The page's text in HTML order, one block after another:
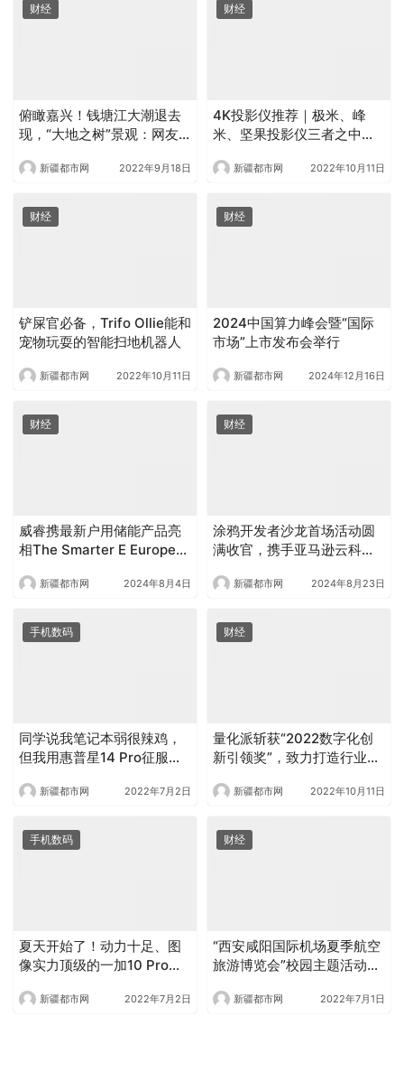
财经
俯瞰嘉兴！钱塘江大潮退去
现，“大地之树”景观：网友
新疆都市网 2022年9月18日
财经
4K投影仪推荐｜极米、峰
米、坚果投影仪三者之中，
新疆都市网 2022年10月11日
财经
铲屎官必备，Trifo Ollie能和
宠物玩耍的智能扫地机器人
新疆都市网 2022年10月11日
财经
2024中国算力峰会暨“国际
市场”上市发布会举行
新疆都市网 2024年12月16日
财经
威睿携最新户用储能产品亮
相The Smarter E Europe，
新疆都市网 2024年8月4日
财经
涂鸦开发者沙龙首场活动圆
满收官，携手亚马逊云科技
新疆都市网 2024年8月23日
手机数码
同学说我笔记本弱很辣鸡，
但我用惠普星14 Pro征服了
新疆都市网 2022年7月2日
财经
量化派斩获“2022数字化创
新引领奖”，致力打造行业共
新疆都市网 2022年10月11日
手机数码
夏天开始了！动力十足、图
像实力顶级的一加10 Pro或
新疆都市网 2022年7月2日
财经
“西安咸阳国际机场夏季航空
旅游博览会”校园主题活动成
新疆都市网 2022年7月1日